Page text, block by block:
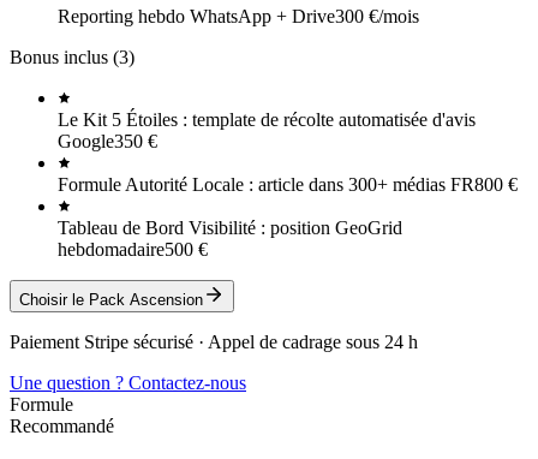
Reporting hebdo WhatsApp + Drive300 €/mois
Bonus inclus (3)
Le Kit 5 Étoiles : template de récolte automatisée d'avis
Google350 €
Formule Autorité Locale : article dans 300+ médias FR800 €
Tableau de Bord Visibilité : position GeoGrid
hebdomadaire500 €
Choisir le Pack Ascension
Paiement Stripe sécurisé · Appel de cadrage sous 24 h
Une question ? Contactez-nous
Formule
Recommandé